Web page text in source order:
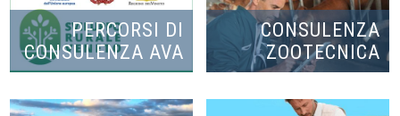
PERCORSI DI
CONSULENZA AVA
CONSULENZA
ZOOTECNICA